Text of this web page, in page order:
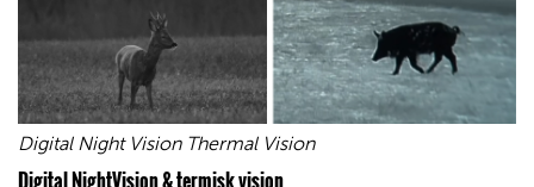
Digital Night Vision Thermal Vision
Digital NightVision & termisk vision